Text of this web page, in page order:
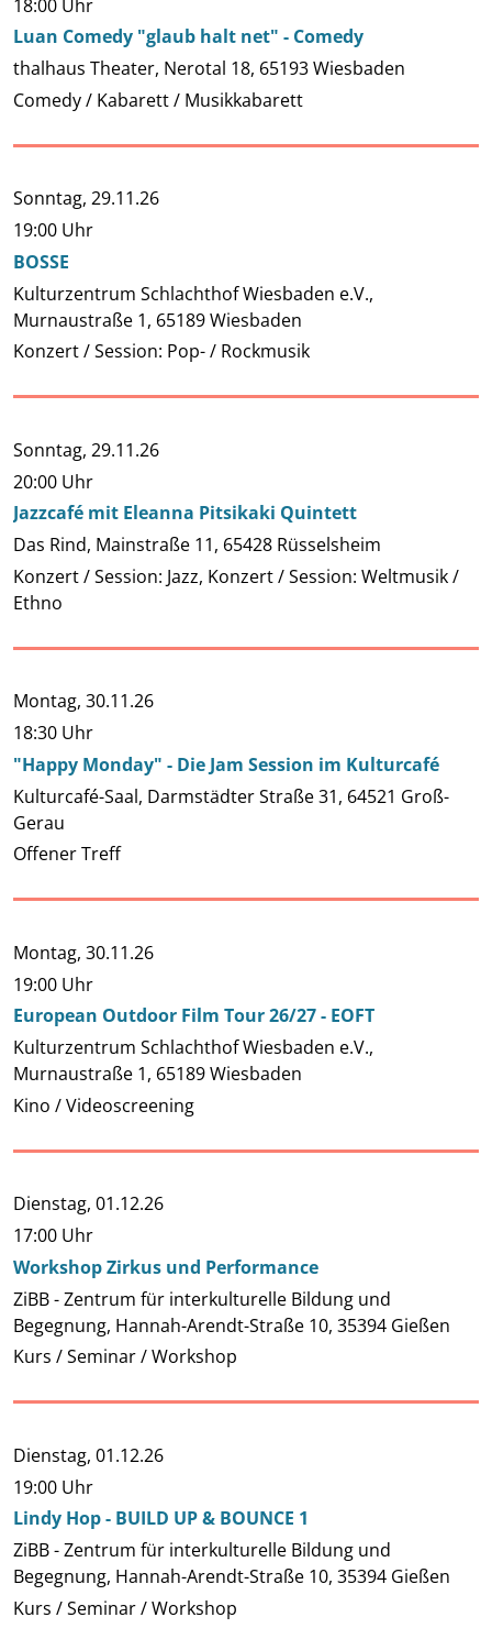
18:00 Uhr
Luan Comedy "glaub halt net" - Comedy
thalhaus Theater, Nerotal 18, 65193 Wiesbaden
Comedy / Kabarett / Musikkabarett
Sonntag, 29.11.26
19:00 Uhr
BOSSE
Kulturzentrum Schlachthof Wiesbaden e.V.,
Murnaustraße 1, 65189 Wiesbaden
Konzert / Session: Pop- / Rockmusik
Sonntag, 29.11.26
20:00 Uhr
Jazzcafé mit Eleanna Pitsikaki Quintett
Das Rind, Mainstraße 11, 65428 Rüsselsheim
Konzert / Session: Jazz, Konzert / Session: Weltmusik /
Ethno
Montag, 30.11.26
18:30 Uhr
"Happy Monday" - Die Jam Session im Kulturcafé
Kulturcafé-Saal, Darmstädter Straße 31, 64521 Groß-
Gerau
Offener Treff
Montag, 30.11.26
19:00 Uhr
European Outdoor Film Tour 26/27 - EOFT
Kulturzentrum Schlachthof Wiesbaden e.V.,
Murnaustraße 1, 65189 Wiesbaden
Kino / Videoscreening
Dienstag, 01.12.26
17:00 Uhr
Workshop Zirkus und Performance
ZiBB - Zentrum für interkulturelle Bildung und
Begegnung, Hannah-Arendt-Straße 10, 35394 Gießen
Kurs / Seminar / Workshop
Dienstag, 01.12.26
19:00 Uhr
Lindy Hop - BUILD UP & BOUNCE 1
ZiBB - Zentrum für interkulturelle Bildung und
Begegnung, Hannah-Arendt-Straße 10, 35394 Gießen
Kurs / Seminar / Workshop